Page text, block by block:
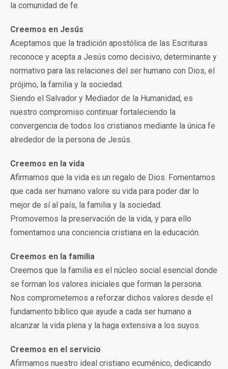
la comunidad de fe.
Creemos en Jesús
Aceptamos que la tradición apostólica de las Escrituras
reconoce y acepta a Jesús como decisivo, determinante y
normativo para las relaciones del ser humano con Dios, el
prójimo, la familia y la sociedad.
Siendo el Salvador y Mediador de la Humanidad, es
nuestro compromiso continuar fortaleciendo la
convergencia de todos los cristianos mediante la única fe
alrededor de la persona de Jesús.
Creemos en la vida
Afirmamos que la vida es un regalo de Dios. Fomentamos
que cada ser humano valore su vida para poder dar lo
mejor de sí al país, la familia y la sociedad.
Promovemos la preservación de la vida, y para ello
fomentamos una conciencia cristiana en la educación.
Creemos en la familia
Creemos que la familia es el núcleo social esencial donde
se forman los valores iniciales que forman la persona.
Nos comprometemos a reforzar dichos valores desde el
fundamento bíblico que ayude a cada ser humano a
alcanzar la vida plena y la haga extensiva a los suyos.
Creemos en el servicio
Afirmamos nuestro ideal cristiano ecuménico, dedicando